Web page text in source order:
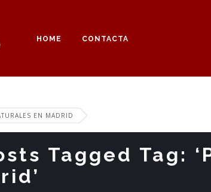
HOME CONTACTA
EN MADRID
Tagged Tag: